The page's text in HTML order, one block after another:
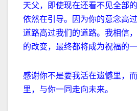
天父，即使现在还看不见全部
依然在引导。因为你的意念高
道路高过我们的道路。我相信
的改变，最终都将成为祝福的一
感谢你不是要我活在遗憾里，
里，与你一同走向未来。